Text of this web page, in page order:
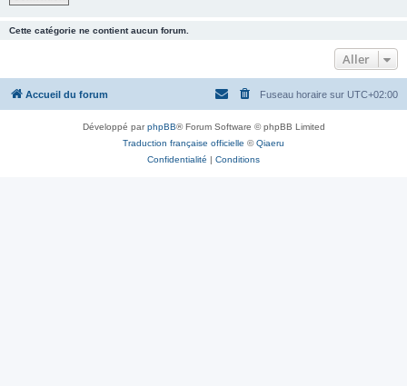
Cette catégorie ne contient aucun forum.
Aller
Accueil du forum Fuseau horaire sur UTC+02:00
Développé parphpBB® Forum Software © phpBB Limited
Traduction française officielle ©Qiaeru
Confidentialité | Conditions